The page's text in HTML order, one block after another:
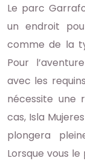
Le parc
un endroit
comme de la
Pour
avec les
nécessite une
cas, Isla
plongera
Lorsque vous